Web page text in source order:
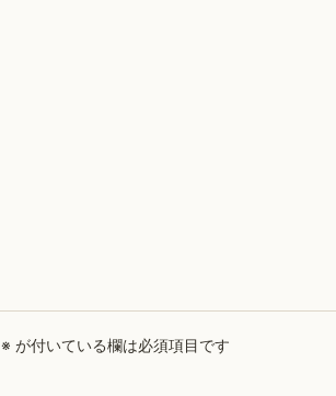
※ が付いている欄は必須項目です